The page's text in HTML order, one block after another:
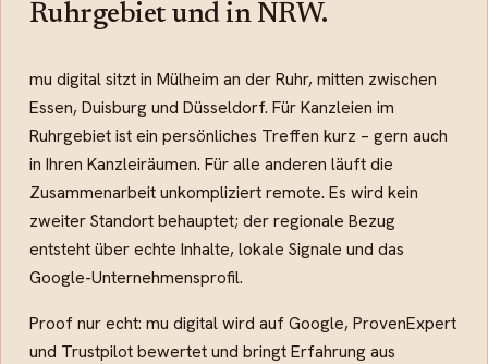
Ruhrgebiet und in NRW.
mu digital sitzt in Mülheim an der Ruhr, mitten zwischen
Essen, Duisburg und Düsseldorf. Für Kanzleien im
Ruhrgebiet ist ein persönliches Treffen kurz – gern auch
in Ihren Kanzleiräumen. Für alle anderen läuft die
Zusammenarbeit unkompliziert remote. Es wird kein
zweiter Standort behauptet; der regionale Bezug
entsteht über echte Inhalte, lokale Signale und das
Google-Unternehmensprofil.
Proof nur echt: mu digital wird auf Google, ProvenExpert
und Trustpilot bewertet und bringt Erfahrung aus